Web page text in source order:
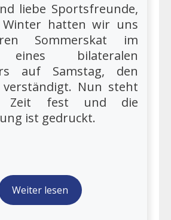
liebe Sportsfreunde,
hatten wir uns
Sommerskat im
eines bilateralen
auf Samstag, den
verständigt. Nun steht
Zeit fest und die
ist gedruckt.
Weiter lesen